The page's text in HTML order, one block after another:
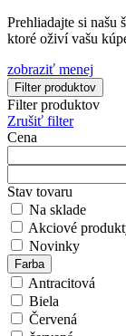
Prehliadajte si našu
ktoré oživí vašu
zobraziť menej
Filter produktov
Filter produktov
Zrušiť filter
Cena
Stav tovaru
Na sklade
Akciové
Novinky
Farba
Antracitová
Biela
Červená